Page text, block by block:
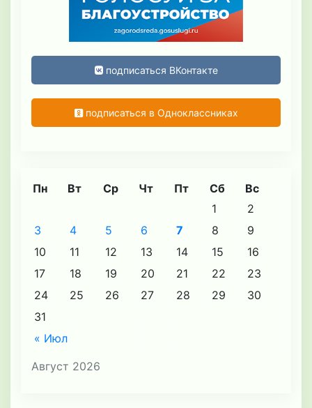
подписаться ВКонтакте
подписаться в Одноклассниках
Август 2026
Пн Вт Ср Чт Пт Сб Вс
« Июл
1
2
3
4 5 6 7 8
9
10
11 12 13 14 15
16
17
18 19 20 21 22
23
24
25 26 27 28 29
30
31